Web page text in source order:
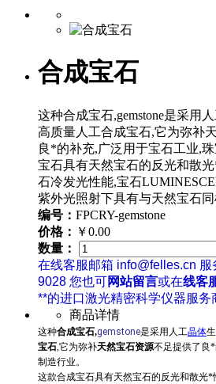
合成宝石
这种合成宝石,gemstone是采用
高质量人工合成宝石,它为弥补
良*的补充,广泛用于宝石工业,
宝石具有天然宝石的反光和散
石冷发光性能,宝石
紫外光照射下具有与天然宝石同
编号： FPCRY-gemstone
价格： ￥0.00
数量：
在线客服邮箱 info@felles.cn
9028 您也可网站留言或在线客
**的进口激光精密科学仪器服务
商品详情
这种合成宝石,gemstone是采用人工晶体
宝石,它为弥补天然宝石资源不足提供了良
制造行业。
这款合成宝石具有天然宝石的反光和散光*